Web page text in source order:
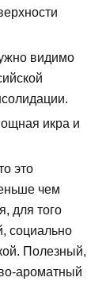
видимо
икра и
это
чем
для того
социально
Полезный,
ароматный